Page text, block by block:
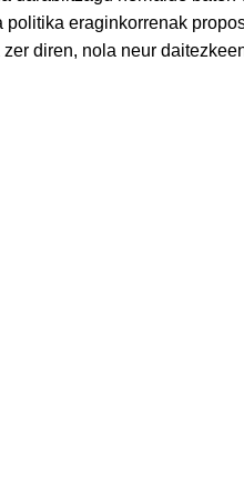
eraginkorrenak
diren, nola neur